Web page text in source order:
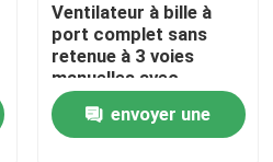
Ventilateur à bille à
port complet sans
retenue à 3 voies
manuelles avec
poignée en plastique
envoyer une